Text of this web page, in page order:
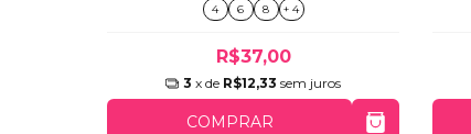
4 6 8 + 4
R$37,00
3 x de R$12,33 sem juros
COMPRAR